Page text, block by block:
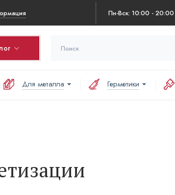
Пн-Вск: 10:00 - 20:00
Для металла Герметики